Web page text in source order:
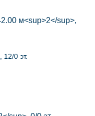
, 12/0 эт.